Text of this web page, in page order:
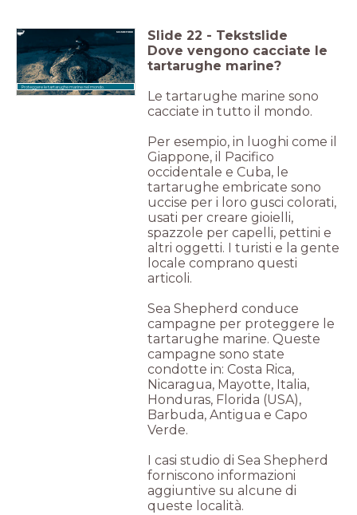
Proteggere le tartarughe marine nel mondo.
Slide 22 - Tekstslide
Dove vengono cacciate le
tartarughe marine?
Le tartarughe marine sono
cacciate in tutto il mondo.
Per esempio, in luoghi come il
Giappone, il Pacifico
occidentale e Cuba, le
tartarughe embricate sono
uccise per i loro gusci colorati,
usati per creare gioielli,
spazzole per capelli, pettini e
altri oggetti. I turisti e la gente
locale comprano questi
articoli.
Sea Shepherd conduce
campagne per proteggere le
tartarughe marine. Queste
campagne sono state
condotte in: Costa Rica,
Nicaragua, Mayotte, Italia,
Honduras, Florida (USA),
Barbuda, Antigua e Capo
Verde.
I casi studio di Sea Shepherd
forniscono informazioni
aggiuntive su alcune di
queste località.